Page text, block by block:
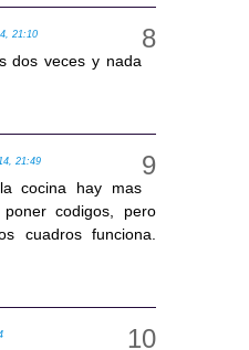
21:10
dos veces y nada
21:49
cocina hay mas
codigos, pero
cuadros funciona.